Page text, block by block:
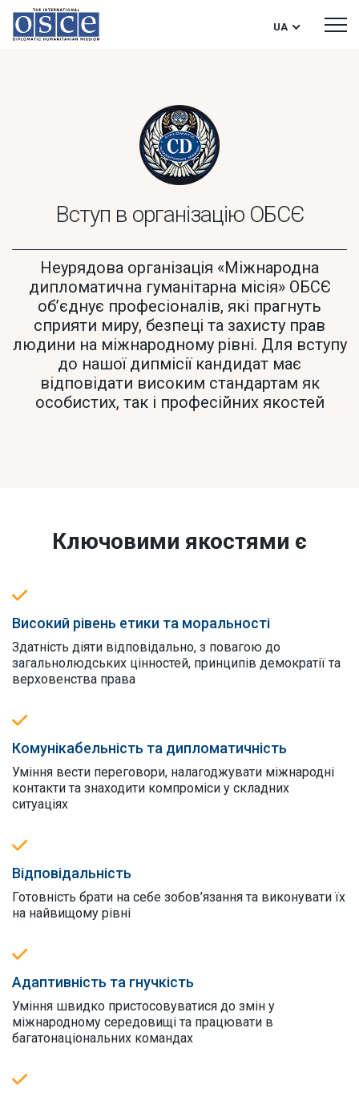
UA
Вступ в організацію ОБСЄ
Неурядова організація «Міжнародна
дипломатична гуманітарна місія» ОБСЄ
об’єднує професіоналів, які прагнуть
сприяти миру, безпеці та захисту прав
людини на міжнародному рівні. Для вступу
до нашої дипмісії кандидат має
відповідати високим стандартам як
особистих, так і професійних якостей
Ключовими якостями є
Високий рівень етики та моральності
Здатність діяти відповідально, з повагою до
загальнолюдських цінностей, принципів демократії та
верховенства права
Комунікабельність та дипломатичність
Уміння вести переговори, налагоджувати міжнародні
контакти та знаходити компроміси у складних
ситуаціях
Відповідальність
Готовність брати на себе зобов’язання та виконувати їх
на найвищому рівні
Адаптивність та гнучкість
Уміння швидко пристосовуватися до змін у
міжнародному середовищі та працювати в
багатонаціональних командах